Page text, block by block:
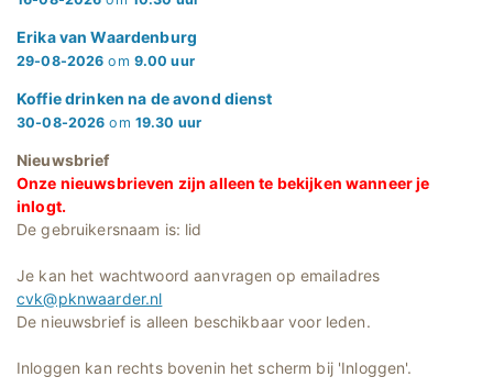
Erika van Waardenburg
29-08-2026 om 9.00 uur
Koffie drinken na de avond dienst
30-08-2026 om 19.30 uur
Nieuwsbrief
Onze nieuwsbrieven zijn alleen te bekijken wanneer je
inlogt.
De gebruikersnaam is: lid
Je kan het wachtwoord aanvragen op emailadres
cvk@pknwaarder.nl
De nieuwsbrief is alleen beschikbaar voor leden.
Inloggen kan rechts bovenin het scherm bij 'Inloggen'.